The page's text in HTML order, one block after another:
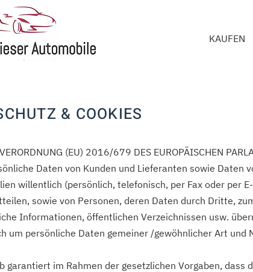
KAUFEN
& COOKIES
(EU) 2016/679 DES EUROPÄISCHEN
Daten von Kunden und Lieferanten sowie Daten
willentlich (persönlich, telefonisch, per Fax oder per
sowie von Personen, deren Daten durch Dritte,
Informationen, öffentlichen Verzeichnissen usw.
um persönliche Daten gemeiner /gewöhnlicher Art und
garantiert im Rahmen der gesetzlichen Vorgaben,